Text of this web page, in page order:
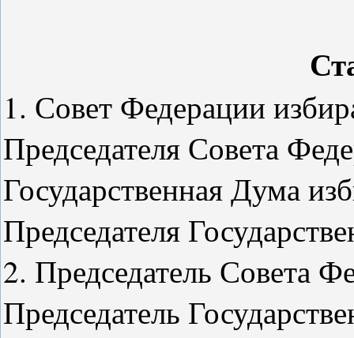
1. Совет Федерации
Председателя Совета
Государственная Дума
Председателя
2. Председатель Совета
Председатель